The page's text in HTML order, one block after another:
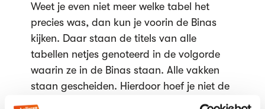
Weet je even niet meer welke tabel het
precies was, dan kun je voorin de Binas
kijken. Daar staan de titels van alle
tabellen netjes genoteerd in de volgorde
waarin ze in de Binas staan. Alle vakken
staan gescheiden. Hierdoor hoef je niet de
hele inhoud door te spitten, maar kijk je